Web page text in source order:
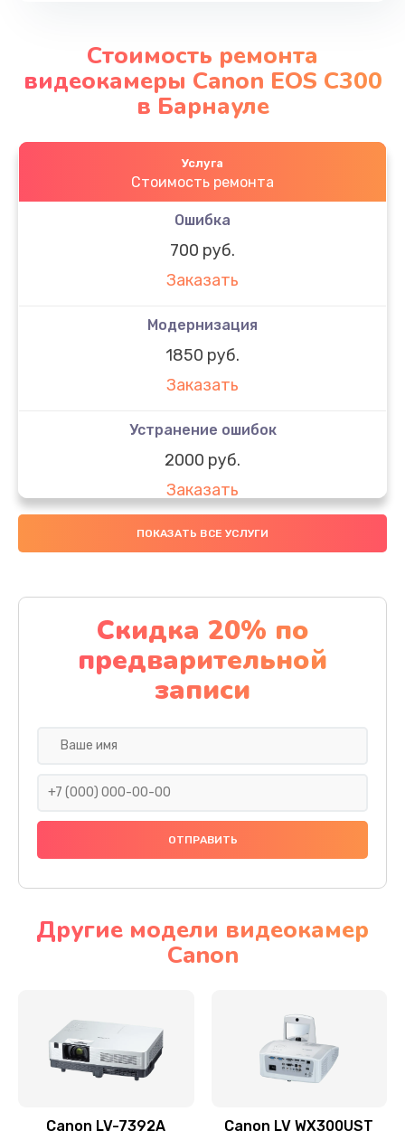
Стоимость ремонта
видеокамеры Canon EOS C300
в Барнауле
Услуга
Стоимость ремонта
Ошибка
700 руб.
Заказать
Модернизация
1850 руб.
Заказать
Устранение ошибок
2000 руб.
Заказать
Ремонт после залития
Заказать
Ремонт электроплаты
1320 руб.
Заказать
Замена датчика
Замена дисплея
Замена кнопки
Заказать
ПОКАЗАТЬ ВСЕ УСЛУГИ
Скидка 20% по
предварительной
записи
Другие модели видеокамер
Canon
Canon LV-7392A Canon LV WX300UST